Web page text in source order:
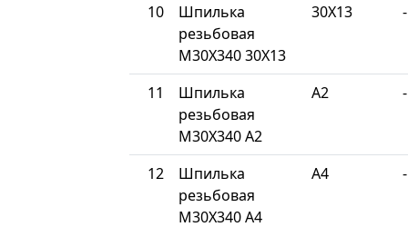
10
Шпилька
резьбовая
М30Х340 30Х13
30Х13 -
11
Шпилька
резьбовая
М30Х340 A2
A2 -
12
Шпилька
резьбовая
М30Х340 A4
A4 -